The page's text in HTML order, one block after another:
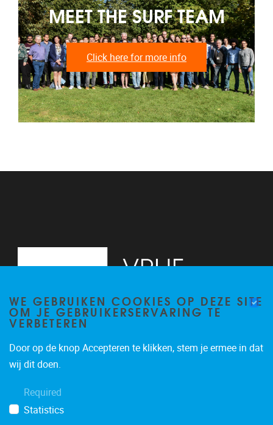
MEET THE SURF TEAM
Click here for more info
WE GEBRUIKEN COOKIES OP DEZE SITE
OM JE GEBRUIKERSERVARING TE
VERBETEREN
Door op de knop Accepteren te klikken, stem je ermee in dat
wij dit doen.
Required
Statistics